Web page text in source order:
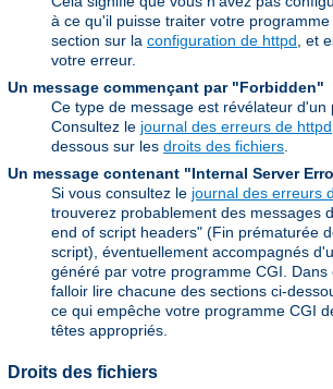
à ce qu'il puisse traiter votre programme
section sur la configuration de httpd , et
votre erreur.
Un message commençant par "Forbidden"
Ce type de message est révélateur d'un
Consultez le journal des erreurs de httpd
dessous sur les droits des fichiers
Un message contenant "Internal Server
Si vous consultez le journal des erreurs
trouverez probablement des messages
end of script headers" (Fin prématurée
script), éventuellement accompagnés
généré par votre programme CGI. Dans
falloir lire chacune des sections ci-
ce qui empêche votre programme CGI
têtes appropriés.
Droits des fichiers